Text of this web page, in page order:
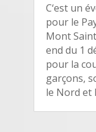
C‘est un
pour le
Mont
end du 1
pour la
garçons,
le Nord et